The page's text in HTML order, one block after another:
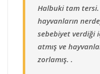
Halbuki tam
hayvanların
sebebiyet verdiği
atmış ve
zorlamış. .